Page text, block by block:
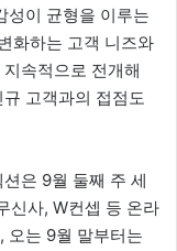
성이 균형을 이루는
화하는 고객 니즈와
속적으로 전개해
고객과의 접점도
은 9월 둘째 주 세
신사, W컨셉 등 온라
오는 9월 말부터는